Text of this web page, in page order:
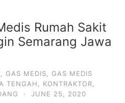
Rumah Sakit
Semarang Jawa
GAS MEDIS
GAS MEDIS
TENGAH KONTRAKTOR
· JUNE 25, 2020